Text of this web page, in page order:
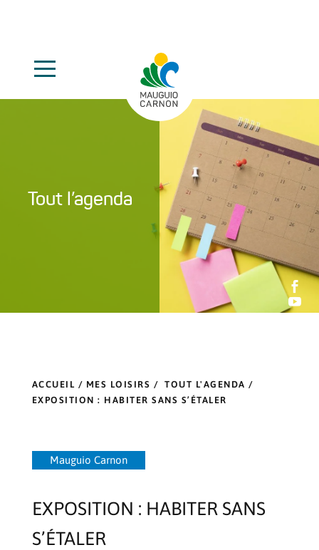


Tout l’agenda
ACCUEIL / MES LOISIRS /TOUT L'AGENDA /
EXPOSITION : HABITER SANS S’ÉTALER
Mauguio Carnon
EXPOSITION : HABITER SANS
S’ÉTALER